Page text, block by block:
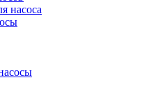
насоса